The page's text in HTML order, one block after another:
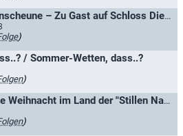
Musikantenscheune – Zu Gast auf Schloss Diedersdorf
)
/ Sommer-Wetten, dass..?
)
Zauberhafte Weihnacht im Land der "Stillen Nacht"
)